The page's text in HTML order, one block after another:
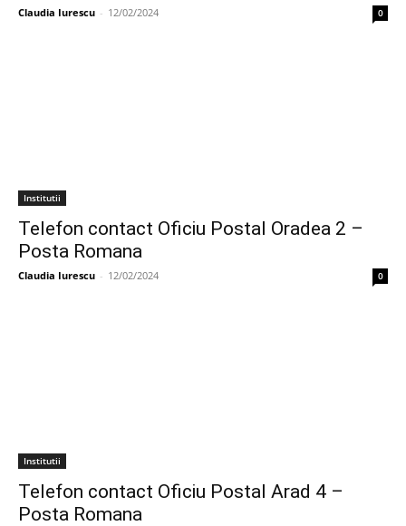
Claudia Iurescu - 12/02/2024 0
Institutii
Telefon contact Oficiu Postal Oradea 2 –
Posta Romana
Claudia Iurescu - 12/02/2024 0
Institutii
Telefon contact Oficiu Postal Arad 4 –
Posta Romana